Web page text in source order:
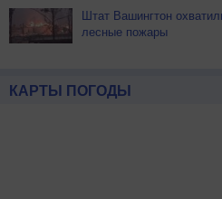
Штат Вашингтон
лесные пожары
КАРТЫ ПОГОДЫ